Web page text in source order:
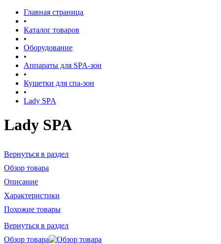
Главная страница
•
Каталог товаров
•
Оборудование
•
Аппараты для SPA-зон
•
Кушетки для спа-зон
•
Lady SPA
Lady SPA
Вернуться в раздел
Обзор товара
Описание
Характеристики
Похожие товары
Вернуться в раздел
Обзор товара